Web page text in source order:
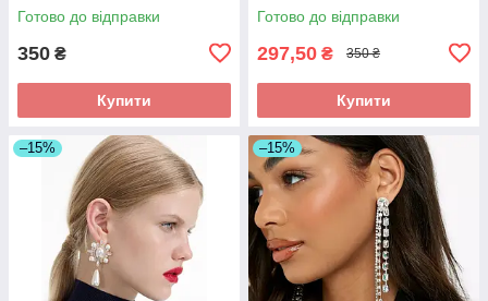
Готово до відправки
350 ₴
Купити
Готово до відправки
297,50 ₴ 350 ₴
Купити
–15% –15%